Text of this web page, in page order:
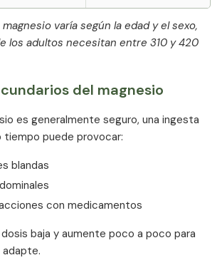
magnesio varía según la edad y el sexo,
los adultos necesitan entre 310 y 420
del magnesio
es generalmente seguro, una ingesta
tiempo puede provocar:
blandas
con medicamentos
baja y aumente poco a poco para